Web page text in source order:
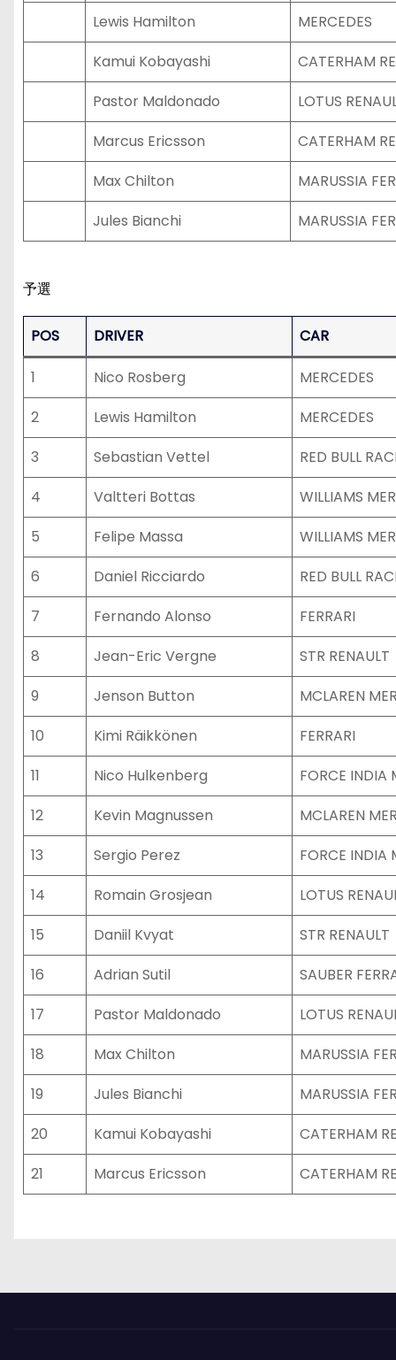
Lewis Hamilton
MERCEDES
Kamui Kobayashi
CATERHAM
Pastor Maldonado
LOTUS
Marcus Ericsson
CATERHAM
Max Chilton
MARUSSIA
Jules Bianchi
MARUSSIA
予選
POS DRIVER CAR
1 Nico Rosberg MERCEDES
2
Lewis Hamilton MERCEDES
3
Sebastian Vettel RED BULL
4
Valtteri Bottas WILLIAMS
5
Felipe Massa WILLIAMS
6
Daniel Ricciardo RED BULL
7
Fernando Alonso FERRARI
8
Jean-Eric Vergne STR RENAULT
9
Jenson Button MCLAREN
10
Kimi Räikkönen FERRARI
11
Nico Hulkenberg FORCE INDIA
12
Kevin Magnussen MCLAREN
13
Sergio Perez FORCE INDIA
14
Romain Grosjean LOTUS
15
Daniil Kvyat STR RENAULT
16
Adrian Sutil SAUBER
17
Pastor Maldonado LOTUS
18
Max Chilton MARUSSIA
19
Jules Bianchi MARUSSIA
20
Kamui Kobayashi CATERHAM
21
Marcus Ericsson CATERHAM